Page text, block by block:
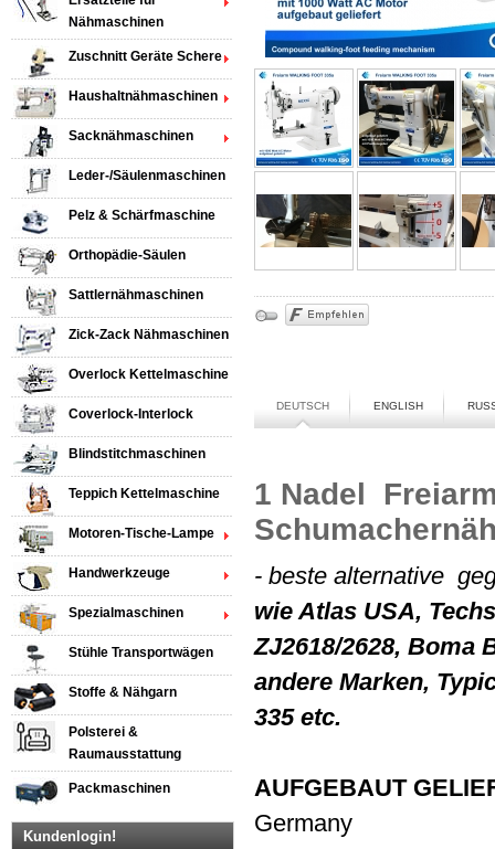
DEUTSCH ENGLISH
1 Nadel
- beste alternative
wie Atlas USA,
ZJ2618/2628, Boma
andere Marken,
335 etc.
AUFGEBAUT
Germany
Nähmaschinen
Zuschnitt Geräte Schere
Haushaltnähmaschinen
Sacknähmaschinen
Leder-/Säulenmaschinen
Pelz & Schärfmaschine
Orthopädie-Säulen
Sattlernähmaschinen
Zick-Zack Nähmaschinen
Overlock Kettelmaschine
Coverlock-Interlock
Blindstitchmaschinen
Teppich Kettelmaschine
Motoren-Tische-Lampe
Handwerkzeuge
Spezialmaschinen
Stühle Transportwägen
Stoffe & Nähgarn
Polsterei &
Raumausstattung
Packmaschinen
Kundenlogin!